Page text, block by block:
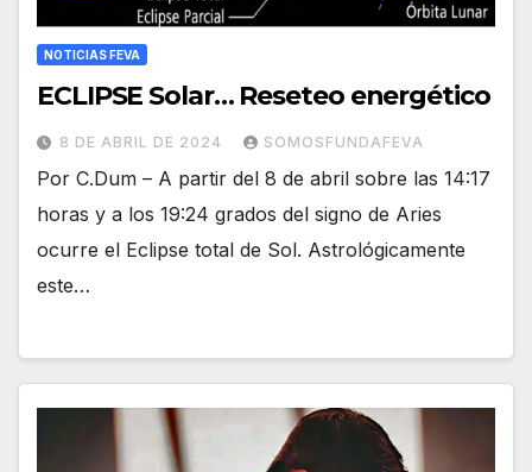
NOTICIAS FEVA
ECLIPSE Solar… Reseteo energético
8 DE ABRIL DE 2024 SOMOSFUNDAFEVA
Por C.Dum – A partir del 8 de abril sobre las 14:17
horas y a los 19:24 grados del signo de Aries
ocurre el Eclipse total de Sol. Astrológicamente
este…